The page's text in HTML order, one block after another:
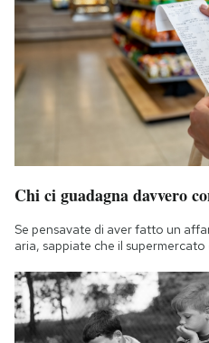
Chi ci guadagna davvero
Se pensavate di aver fatto un
aria, sappiate che il